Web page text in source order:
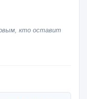
кто оставит